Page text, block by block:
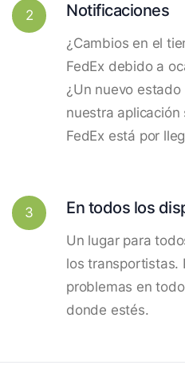
2 Notificaciones
¿Cambios en el
FedEx debido a
¿Un nuevo
nuestra
FedEx está por
3 En todos los
Un lugar para
los transportistas.
problemas en
donde estés.